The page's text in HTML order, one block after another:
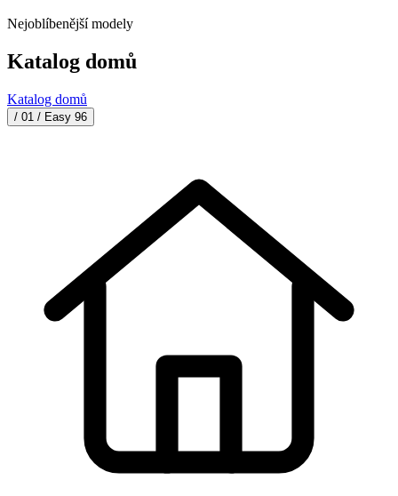
Nejoblíbenější modely
Katalog domů
Katalog domů
/ 01 / Easy 96